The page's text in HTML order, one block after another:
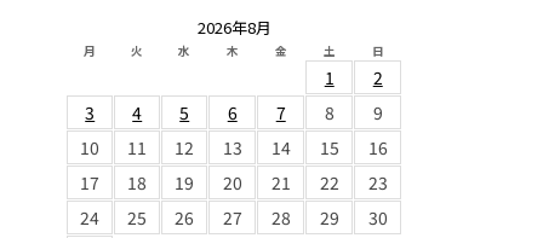
2026年8月
月 火 水 木 金 土 日
1
2
3
4 5 6 7 8
9
10
11 12 13 14 15
16
17
18 19 20 21 22
23
24
25 26 27 28 29
30